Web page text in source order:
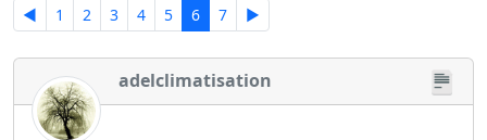
◄ 1 2 3 4 5 6 7 ►
adelclimatisation